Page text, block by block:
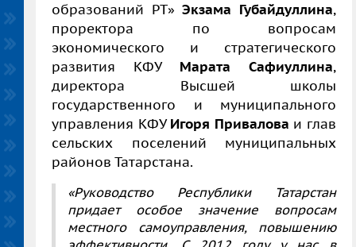
образований РТ»Экзама Губайдуллина,
проректора по вопросам
экономического и стратегического
развития КФУ Марата Сафиуллина,
директора Высшей школы
государственного и муниципального
управления КФУИгоря Привалова и глав
сельских поселений муниципальных
районов Татарстана.
«Руководство Республики Татарстан
придает особое значение вопросам
местного самоуправления, повышению